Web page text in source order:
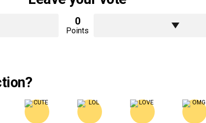
0
Points